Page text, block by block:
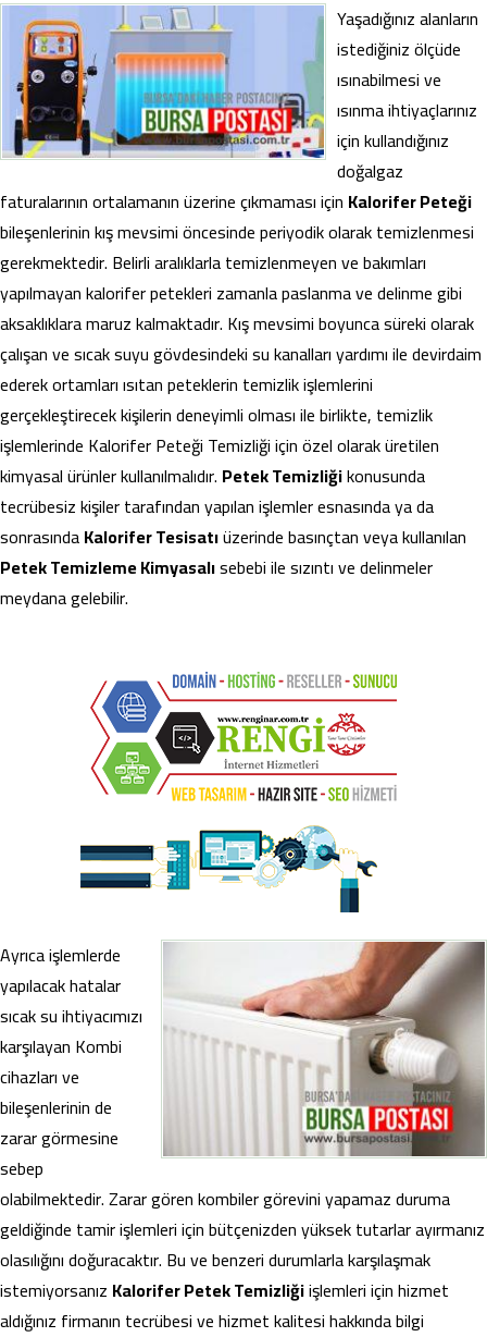
Yaşadığınız alanların
istediğiniz ölçüde
ısınabilmesi ve
ısınma ihtiyaçlarınız
için kullandığınız
doğalgaz
faturalarının ortalamanın üzerine çıkmaması için Kalorifer Peteği
bileşenlerinin kış mevsimi öncesinde periyodik olarak temizlenmesi
gerekmektedir. Belirli aralıklarla temizlenmeyen ve bakımları
yapılmayan kalorifer petekleri zamanla paslanma ve delinme gibi
aksaklıklara maruz kalmaktadır. Kış mevsimi boyunca süreki olarak
çalışan ve sıcak suyu gövdesindeki su kanalları yardımı ile devirdaim
ederek ortamları ısıtan peteklerin temizlik işlemlerini
gerçekleştirecek kişilerin deneyimli olması ile birlikte, temizlik
işlemlerinde Kalorifer Peteği Temizliği için özel olarak üretilen
kimyasal ürünler kullanılmalıdır. Petek Temizliğikonusunda
tecrübesiz kişiler tarafından yapılan işlemler esnasında ya da
sonrasındaKalorifer Tesisatıüzerinde basınçtan veya kullanılan
Petek Temizleme Kimyasalısebebi ile sızıntı ve delinmeler
meydana gelebilir.
Ayrıca işlemlerde
yapılacak hatalar
sıcak su ihtiyacımızı
karşılayan Kombi
cihazları ve
bileşenlerinin de
zarar görmesine
sebep
olabilmektedir. Zarar gören kombiler görevini yapamaz duruma
geldiğinde tamir işlemleri için bütçenizden yüksek tutarlar ayırmanız
olasılığını doğuracaktır. Bu ve benzeri durumlarla karşılaşmak
istemiyorsanız Kalorifer Petek Temizliğiişlemleri için hizmet
aldığınız firmanın tecrübesi ve hizmet kalitesi hakkında bilgi